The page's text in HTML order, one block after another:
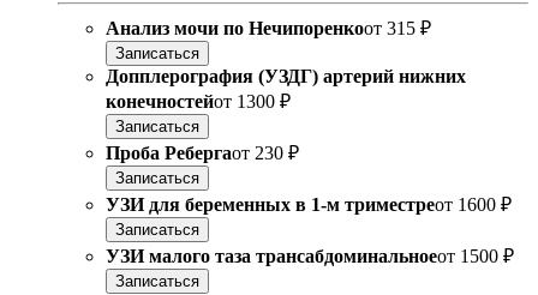
Анализ мочи по Нечипоренкоот 315 ₽
Записаться
Допплерография (УЗДГ) артерий нижних
конечностейот 1300 ₽
Записаться
Проба Ребергаот 230 ₽
Записаться
УЗИ для беременных в 1-м триместреот 1600 ₽
Записаться
УЗИ малого таза трансабдоминальноеот 1500 ₽
Записаться